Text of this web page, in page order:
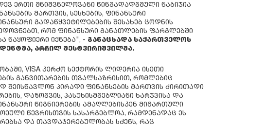
ᲔᲠᲗᲘ ᲛᲜᲘᲨᲕᲜᲔᲚᲝᲕᲐᲜᲘ ᲬᲘᲜᲒᲐᲓᲐᲓᲒᲛᲣᲚᲘ ᲜᲐᲑᲘᲯᲘᲐ
ᲛᲐᲠᲗᲕᲘᲡ, ᲡᲔᲡᲮᲔᲑᲘᲡ, ᲤᲘᲜᲐᲜᲡᲣᲠᲘ
ᲒᲐᲓᲐᲬᲧᲕᲔᲢᲘᲚᲔᲑᲔᲑᲘᲡ ᲨᲔᲡᲐᲮᲔᲑ ᲪᲝᲓᲜᲘᲡ
ᲠᲝᲛ ᲤᲘᲜᲐᲜᲡᲣᲠᲘ ᲒᲐᲜᲐᲗᲚᲔᲑᲘᲡ ᲤᲐᲠᲒᲚᲔᲑᲨᲘ
ᲜᲐᲧᲝᲤᲘᲔᲠᲘ ᲘᲥᲜᲔᲑᲐ", - ᲒᲐᲜᲐᲪᲮᲐᲓᲐ ᲡᲐᲥᲐᲠᲗᲕᲔᲚᲝᲡ
ᲐᲠᲩᲘᲚ ᲛᲔᲡᲢᲕᲘᲠᲘᲨᲕᲘᲚᲛᲐ.
VISA ᲙᲔᲠᲫᲝ ᲡᲔᲥᲢᲝᲠᲘᲡ ᲚᲘᲓᲔᲠᲘᲐ ᲘᲡᲔᲗᲘ
ᲒᲐᲜᲕᲘᲗᲐᲠᲔᲑᲘᲡ ᲗᲕᲐᲚᲡᲐᲖᲠᲘᲡᲘᲗ, ᲠᲝᲛᲚᲔᲑᲘᲪ
ᲨᲔᲘᲡᲬᲐᲕᲚᲝᲜ ᲞᲘᲠᲐᲓᲘ ᲤᲘᲜᲐᲜᲡᲔᲑᲘᲡ ᲛᲐᲠᲗᲕᲘᲡ ᲫᲘᲠᲘᲗᲐᲓᲘ
ᲓᲐᲖᲝᲒᲕᲘᲡ, ᲞᲐᲡᲣᲮᲘᲡᲛᲒᲔᲑᲚᲘᲐᲜᲘ ᲮᲐᲠᲯᲕᲘᲡᲐ ᲓᲐ
ᲬᲘᲒᲜᲘᲔᲠᲔᲑᲘᲡ ᲐᲛᲐᲦᲚᲔᲑᲘᲡᲙᲔᲜ ᲛᲘᲛᲐᲠᲗᲣᲚᲘ
ᲬᲔᲕᲠᲘᲡᲗᲕᲘᲡ ᲡᲐᲡᲐᲠᲒᲔᲑᲚᲝᲐ, ᲠᲐᲛᲓᲔᲜᲐᲓᲐᲪ ᲔᲡ
ᲓᲐ ᲗᲐᲕᲓᲐᲯᲔᲠᲔᲑᲣᲚᲝᲑᲐᲡ ᲡᲫᲔᲜᲡ, ᲠᲐᲪ